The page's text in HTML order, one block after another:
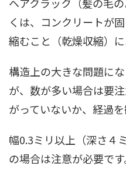
くは、コンクリートが
縮むこと（乾燥収縮）に
構造上の大きな問題に
が、数が多い場合は要
がっていないか、経過
幅0.3ミリ以上（深さ４
の場合は注意が必要で